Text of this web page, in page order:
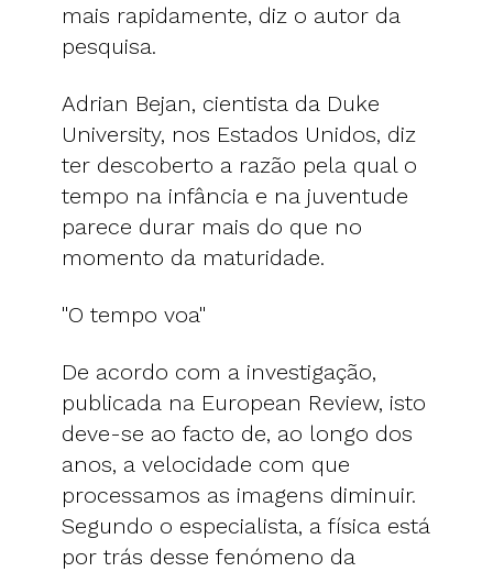
mais rapidamente, diz o autor da
pesquisa.
Adrian Bejan, cientista da Duke
University, nos Estados Unidos, diz
ter descoberto a razão pela qual o
tempo na infância e na juventude
parece durar mais do que no
momento da maturidade.
"O tempo voa"
De acordo com a investigação,
publicada na European Review, isto
deve-se ao facto de, ao longo dos
anos, a velocidade com que
processamos as imagens diminuir.
Segundo o especialista, a física está
por trás desse fenómeno da